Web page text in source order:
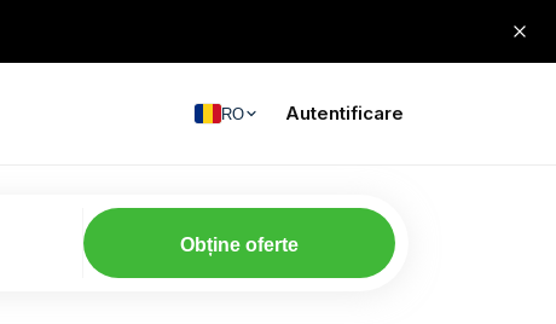
RO Autentificare
Obține oferte